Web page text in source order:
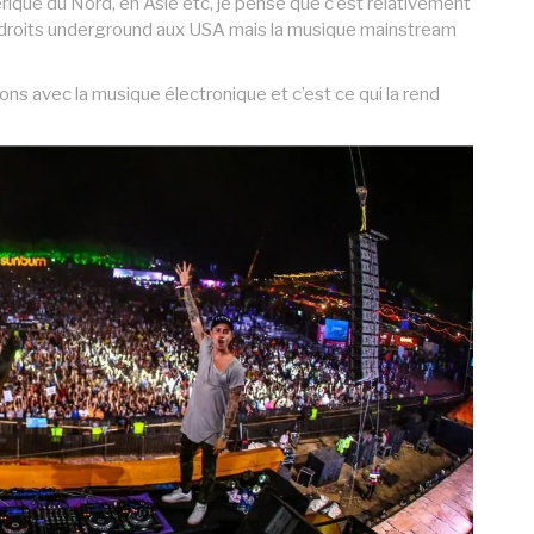
underground aux USA mais la musique mainstream
avec la musique électronique et c’est ce qui la rend